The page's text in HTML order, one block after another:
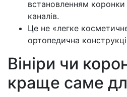
встановленням коронки
каналів.
Це не «легке
ортопедична
Вініри чи
краще саме